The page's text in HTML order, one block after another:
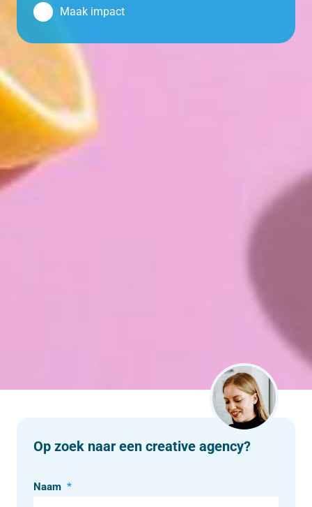
Maak impact
Op zoek naar een creative agency?
Naam *